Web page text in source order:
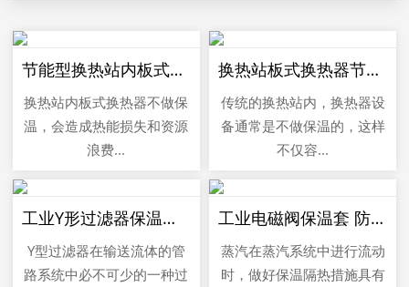
节能型换热站内板式换热器保温套保温衣，降低供热成本
换热站内板式换热器不做保
温，会造成热能损失和资源
浪费...
换热站板式换热器节能保温套 热力公司适用 耐高温防火防冻
传统的换热站内，换热器设
备通常是不做保温的，这样
不仅容...
工业Y形过滤器保温套 维持设备运行所需温度 耐酸碱
Y型过滤器在输送流体的管
路系统中必不可少的一种过
工业电磁阀保温套 防火隔热罩 耐高温550℃ 节能蒸汽管路能耗
蒸汽在蒸汽系统中进行流动
时，做好保温隔热措施具有